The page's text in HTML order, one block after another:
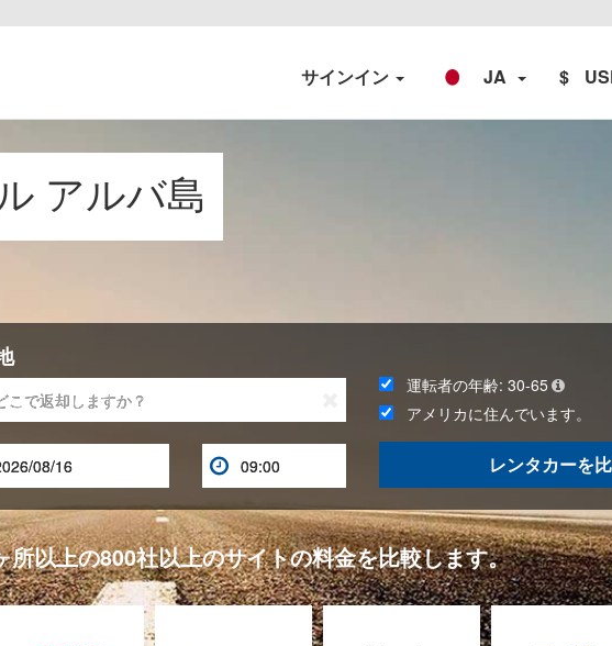
サインイン JA $
アルバ島

運転者の年齢:30-65
アメリカに住んでいます。
レンタカーを
所以上の800社以上のサイトの料金を比較します。